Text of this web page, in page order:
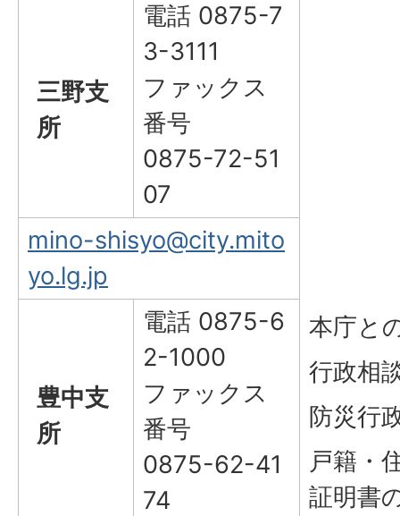
本庁と
行政相
防災行
戸籍・
証明書
三野支
所
電話 0875-7
3-3111
ファックス
番号
0875-72-51
07
mino-shisyo@city.mito
yo.lg.jp
豊中支
所
電話 0875-6
2-1000
ファックス
番号
0875-62-41
74